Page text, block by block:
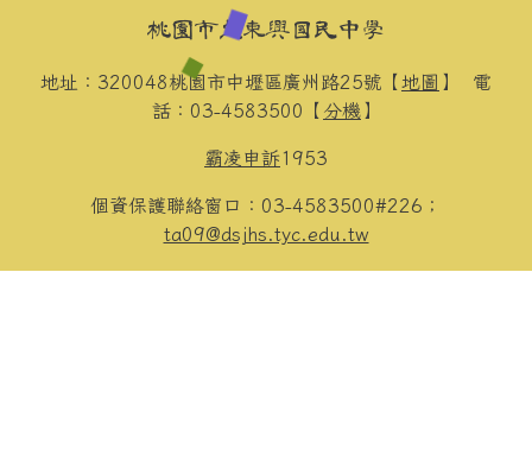
頁尾區域內容桃園市立東興國民中學
地址：320048桃園市中壢區廣州路25號【 地圖 】 電
話：03-4583500【 分機 】
霸凌申訴1953
個資保護聯絡窗口：03-4583500#226；
ta09@dsjhs.tyc.edu.tw